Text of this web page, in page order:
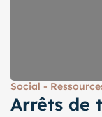
Social -
Arrêts de